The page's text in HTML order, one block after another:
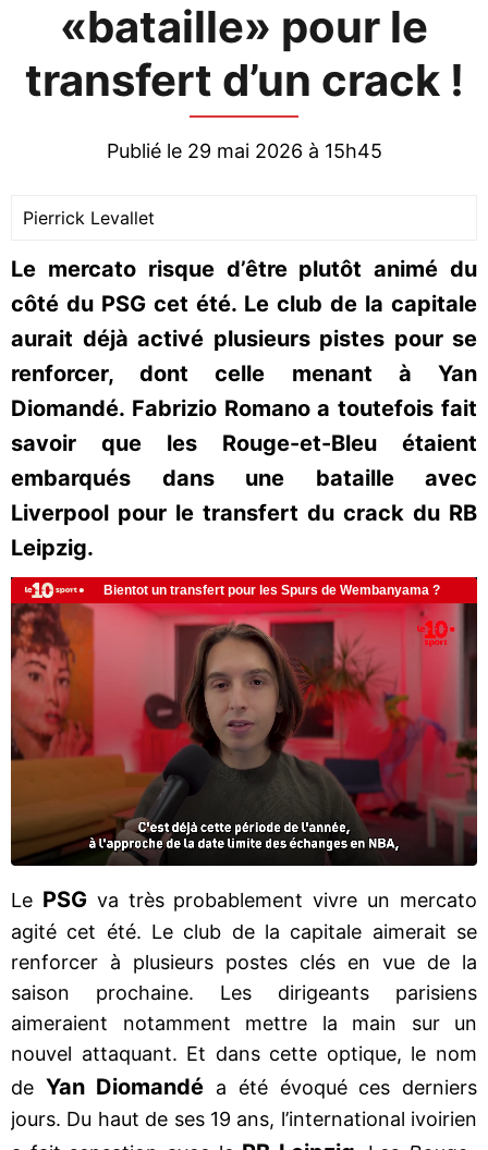
«bataille» pour le
transfert d’un crack !
Publié le 29 mai 2026 à 15h45
Pierrick Levallet
Le mercato risque d’être plutôt animé du
côté du PSG cet été. Le club de la capitale
aurait déjà activé plusieurs pistes pour se
renforcer, dont celle menant à Yan
Diomandé. Fabrizio Romano a toutefois fait
savoir que les Rouge-et-Bleu étaient
embarqués dans une bataille avec
Liverpool pour le transfert du crack du RB
Leipzig.
Le PSGva très probablement vivre un mercato
agité cet été. Le club de la capitale aimerait se
renforcer à plusieurs postes clés en vue de la
saison prochaine. Les dirigeants parisiens
aimeraient notamment mettre la main sur un
nouvel attaquant. Et dans cette optique, le nom
de Yan Diomandé a été évoqué ces derniers
jours. Du haut de ses 19 ans, l’international ivoirien